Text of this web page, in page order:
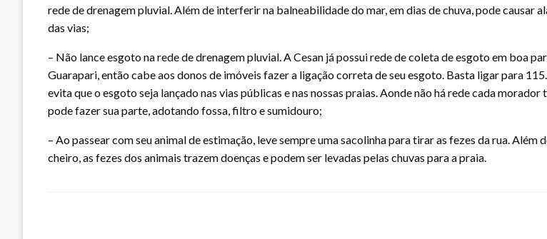
rede de drenagem pluvial. Além de interferir na balneabilidade do mar, em dias de chuva, pode causar
das vias;
– Não lance esgoto na rede de drenagem pluvial. A Cesan já possui rede de coleta de esgoto em boa
Guarapari, então cabe aos donos de imóveis fazer a ligação correta de seu esgoto. Basta ligar para
evita que o esgoto seja lançado nas vias públicas e nas nossas praias. Aonde não há rede cada morador
pode fazer sua parte, adotando fossa, filtro e sumidouro;
– Ao passear com seu animal de estimação, leve sempre uma sacolinha para tirar as fezes da rua. Além
cheiro, as fezes dos animais trazem doenças e podem ser levadas pelas chuvas para a praia.